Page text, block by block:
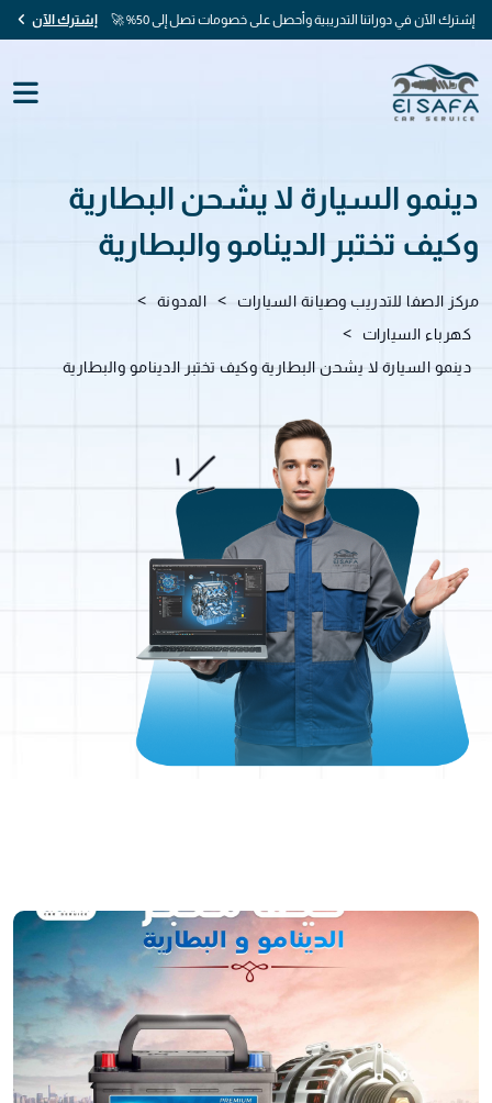
إشترك الآن في دوراتنا التدريبية وأحصل على خصومات تصل إلى 50% 🚀 إشترك الآن
دينمو السيارة لا يشحن البطارية
وكيف تختبر الدينامو والبطارية
مركز الصفا للتدريب وصيانة السيارات > المدونة >
كهرباء السيارات >
دينمو السيارة لا يشحن البطارية وكيف تختبر الدينامو والبطارية